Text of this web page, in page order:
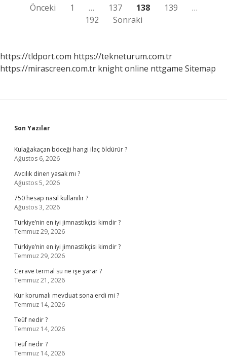
Yazı
sayfalaması
Önceki 1 … 137 138 139
…
192
Sonraki
https://tldport.com https://tekneturum.com.tr
https://mirascreen.com.tr knight online nttgame Sitemap
Sidebar
Son Yazılar
Kulağakaçan böceği hangi ilaç öldürür ?
Ağustos 6, 2026
Avcılık dinen yasak mı ?
Ağustos 5, 2026
750 hesap nasıl kullanılır ?
Ağustos 3, 2026
Türkiye’nin en iyi jimnastikçisi kimdir ?
Temmuz 29, 2026
Türkiye’nin en iyi jimnastikçisi kimdir ?
Temmuz 29, 2026
Cerave termal su ne işe yarar ?
Temmuz 21, 2026
Kur korumalı mevduat sona erdi mi ?
Temmuz 14, 2026
Teüf nedir ?
Temmuz 14, 2026
Teüf nedir ?
Temmuz 14, 2026